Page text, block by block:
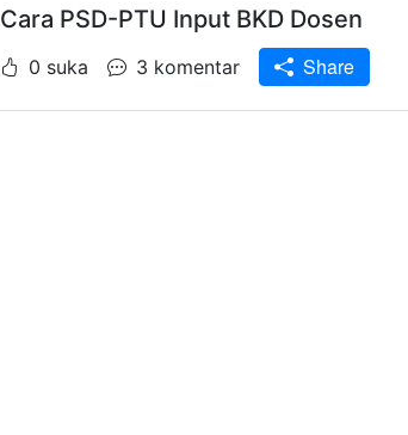
Cara PSD-PTU Input BKD Dosen
0 suka 3 komentar Share